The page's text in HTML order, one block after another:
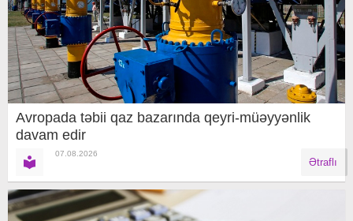
Avropada təbii qaz bazarında qeyri-müəyyənlik
davam edir
07.08.2026
Ətraflı